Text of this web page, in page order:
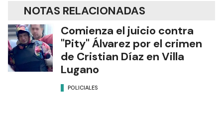
NOTAS RELACIONADAS
Comienza el juicio contra
"Pity" Álvarez por el crimen
de Cristian Díaz en Villa
Lugano
POLICIALES